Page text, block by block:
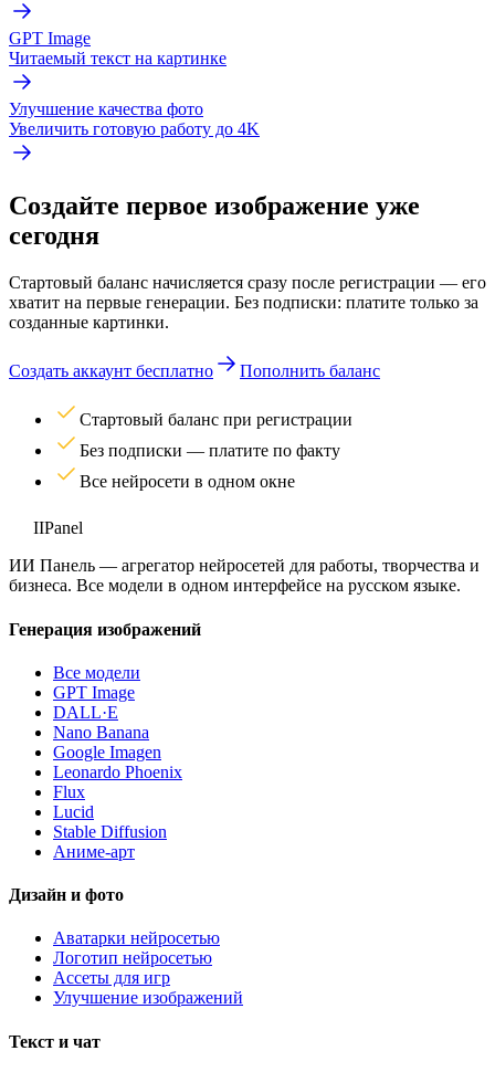
GPT Image
Читаемый текст на картинке
Улучшение качества фото
Увеличить готовую работу до 4K
Создайте первое изображение уже
сегодня
Стартовый баланс начисляется сразу после регистрации — его
хватит на первые генерации. Без подписки: платите только за
созданные картинки.
Создать аккаунт бесплатно Пополнить баланс
Стартовый баланс при регистрации
Без подписки — платите по факту
Все нейросети в одном окне
IIPanel
ИИ Панель — агрегатор нейросетей для работы, творчества и
бизнеса. Все модели в одном интерфейсе на русском языке.
Генерация изображений
Все модели
GPT Image
DALL·E
Nano Banana
Google Imagen
Leonardo Phoenix
Flux
Lucid
Stable Diffusion
Аниме-арт
Дизайн и фото
Аватарки нейросетью
Логотип нейросетью
Ассеты для игр
Улучшение изображений
Текст и чат